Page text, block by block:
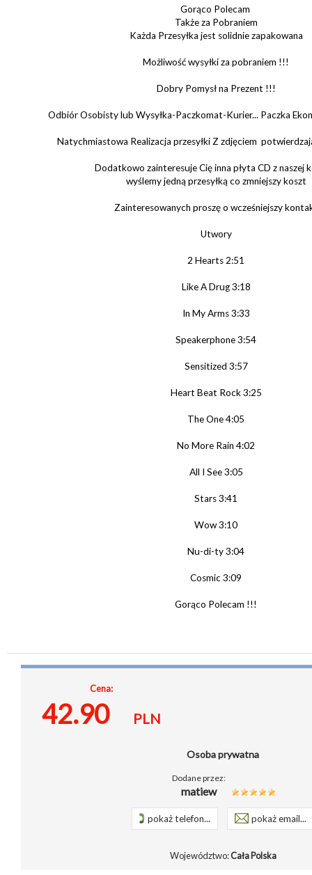
Gorąco Polecam
Także za Pobraniem
Każda Przesyłka jest solidnie zapakowana
Możliwość wysyłki za pobraniem !!!
Dobry Pomysł na Prezent !!!
Odbiór Osobisty lub Wysyłka-Paczkomat-Kurier... Paczka
Natychmiastowa Realizacja przesyłki Z zdjęciem
Dodatkowo zainteresuje Cię inna płyta CD z naszej
wyślemy jedną przesyłką co zmniejszy koszt
Zainteresowanych proszę o wcześniejszy
Utwory
2 Hearts 2:51
Like A Drug 3:18
In My Arms 3:33
Speakerphone 3:54
Sensitized 3:57
Heart Beat Rock 3:25
The One 4:05
No More Rain 4:02
All I See 3:05
Stars 3:41
Wow 3:10
Nu-di-ty 3:04
Cosmic 3:09
Gorąco Polecam !!!
Cena:
42.90 PLN
Osoba prywatna
Dodane przez:
matiew
pokaż telefon... pokaż email...
Województwo:Cała Polska